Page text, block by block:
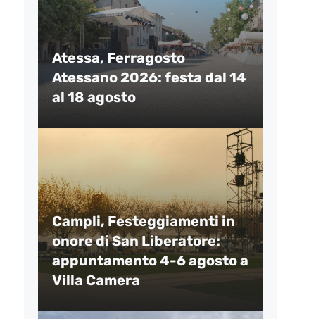
Atessa, Ferragosto
Atessano 2026: festa dal 14
al 18 agosto
Campli, Festeggiamenti in
onore di San Liberatore:
appuntamento 4-6 agosto a
Villa Camera